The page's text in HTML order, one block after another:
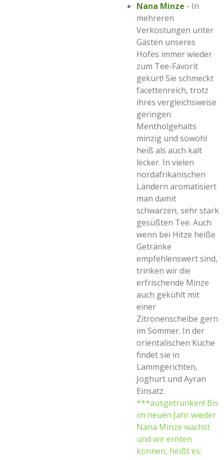
Nana Minze - In
mehreren
Verkostungen unter
Gästen unseres
Hofes immer wieder
zum Tee-Favorit
gekürt! Sie schmeckt
facettenreich, trotz
ihres vergleichsweise
geringen
Mentholgehalts
minzig und sowohl
heiß als auch kalt
lecker. In vielen
nordafrikanischen
Ländern aromatisiert
man damit
schwarzen, sehr stark
gesüßten Tee. Auch
wenn bei Hitze heiße
Getränke
empfehlenswert sind,
trinken wir die
erfrischende Minze
auch gekühlt mit
einer
Zitronenscheibe gern
im Sommer. In der
orientalischen Küche
findet sie in
Lammgerichten,
Joghurt und Ayran
Einsatz.
***ausgetrunken! Bis
im neuen Jahr wieder
Nana Minze wächst
und wir ernten
können, heißt es: